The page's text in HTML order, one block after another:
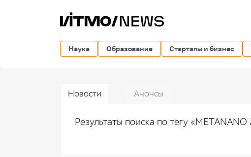
Наука Образование Стартапы и бизнес
Новости Анонсы
Результаты поиска по тегу